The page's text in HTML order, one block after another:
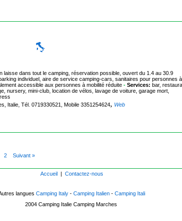
dans tout le camping, réservation possible, ouvert du 1.4 au 30.9
individuel, aire de service camping-cars, sanitaires pour personnes à
accessible aux personnes à mobilité réduite - Services: bar,
nursery, mini-club, location de vélos, lavage de voiture, garage mort,
Italie, Tél. 0719330521, Mobile 3351254624, Web
2 Suivant »
Accueil | Contactez-nous
langues Camping Italy - Camping Italien - Camping Itali
2004 Camping ItalieCamping Marches